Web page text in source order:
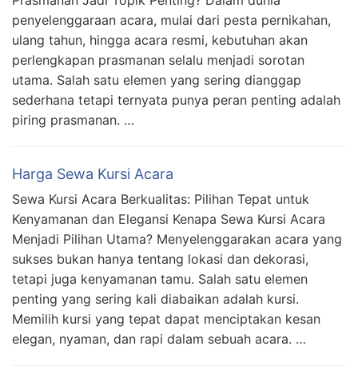
penyelenggaraan acara, mulai dari pesta pernikahan,
ulang tahun, hingga acara resmi, kebutuhan akan
perlengkapan prasmanan selalu menjadi sorotan
utama. Salah satu elemen yang sering dianggap
sederhana tetapi ternyata punya peran penting adalah
piring prasmanan. …
Harga Sewa Kursi Acara
Sewa Kursi Acara Berkualitas: Pilihan Tepat untuk
Kenyamanan dan Elegansi Kenapa Sewa Kursi Acara
Menjadi Pilihan Utama? Menyelenggarakan acara yang
sukses bukan hanya tentang lokasi dan dekorasi,
tetapi juga kenyamanan tamu. Salah satu elemen
penting yang sering kali diabaikan adalah kursi.
Memilih kursi yang tepat dapat menciptakan kesan
elegan, nyaman, dan rapi dalam sebuah acara. …